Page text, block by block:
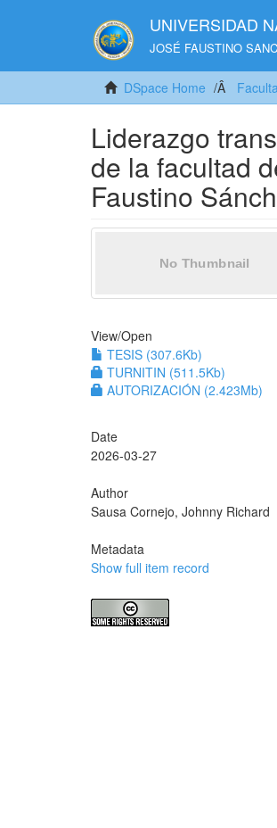
UNIVERSIDAD
JOSÉ FAUSTINO
DSpace Home
Liderazgo
de la facultad
Faustino
View/Open
TESIS (307.6Kb)
TURNITIN (511.5Kb)
AUTORIZACIÓN (2.423Mb)
Date
2026-03-27
Author
Sausa Cornejo, Johnny Richard
Metadata
Show full item record